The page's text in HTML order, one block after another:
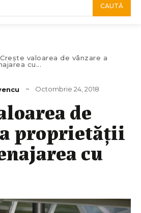
CAUTĂ
Crește valoarea de vânzare a
cu...
Octombrie 24, 2018
de
proprietății
cu